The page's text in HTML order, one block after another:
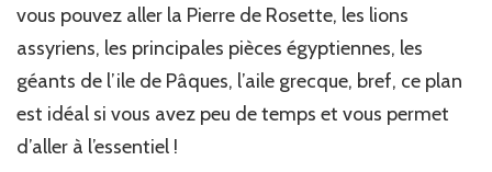
vous pouvez aller la Pierre de Rosette, les lions
assyriens, les principales pièces égyptiennes, les
géants de l’ile de Pâques, l’aile grecque, bref, ce plan
est idéal si vous avez peu de temps et vous permet
d’aller à l’essentiel !